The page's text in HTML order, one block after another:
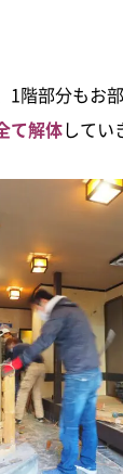
1階部分もお
て解体してい